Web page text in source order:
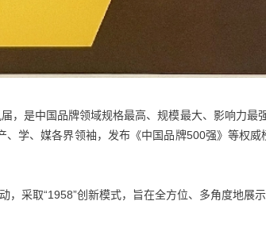
，是中国品牌领域规格最高、规模最大、影响力最
学、媒各界领袖，发布《中国品牌500强》等权
采取“1958”创新模式，旨在全方位、多角度地展